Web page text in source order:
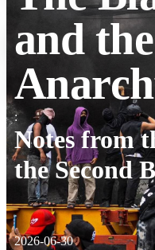
and
:
Notes from
the Second
2026-06-30